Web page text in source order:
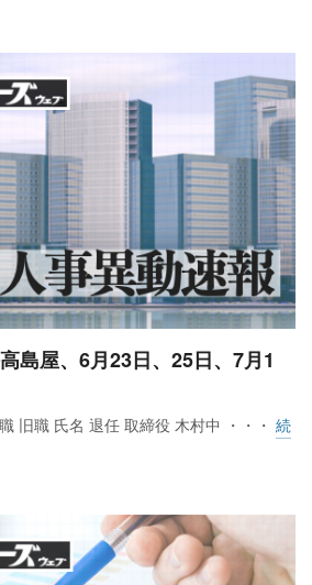
島屋、6月23日、25日、7月1
旧職 氏名 退任 取締役 木村中 ・・・ 続